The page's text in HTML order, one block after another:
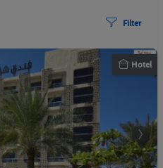
Filter
Hotel